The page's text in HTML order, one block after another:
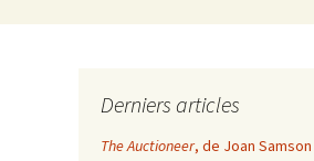
Derniers articles
The Auctioneer, de Joan Samson